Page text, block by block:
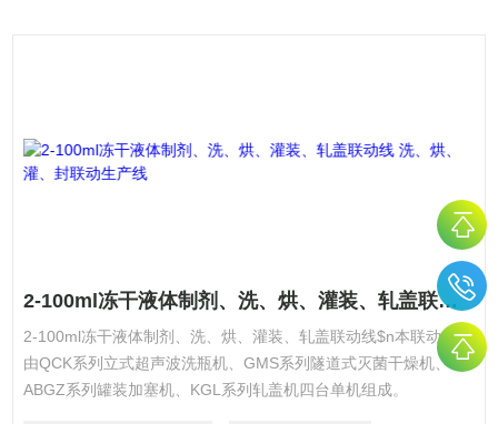
2-100ml冻干液体制剂、洗、烘、灌装、轧盖联动线 洗、烘、灌、封联动生产线
2-100ml冻干液体制剂、洗、烘、灌装、轧盖联动线$n本联动线沮
由QCK系列立式超声波洗瓶机、GMS系列隧道式灭菌干燥机、
ABGZ系列罐装加塞机、KGL系列轧盖机四台单机组成。